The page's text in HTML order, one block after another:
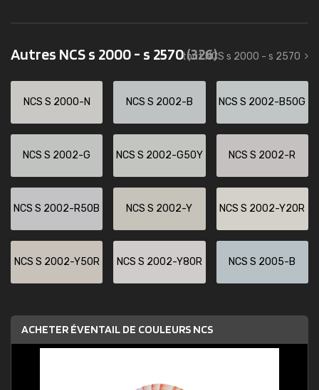
Autres NCS s 2000 - s 2570(326)
tout NCS s 2000 - s 2570
NCS S 2000-N NCS S 2002-B NCS S 2002-B50G
NCS S 2002-G NCS S 2002-G50Y NCS S 2002-R
NCS S 2002-R50B NCS S 2002-Y NCS S 2002-Y20R
NCS S 2002-Y50R NCS S 2002-Y80R NCS S 2005-B
ACHETER ÉVENTAIL DE COULEURS NCS